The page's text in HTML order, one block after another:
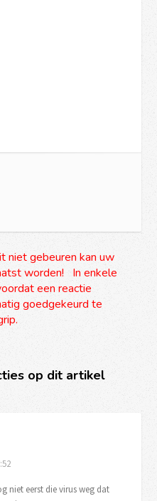
niet gebeuren kan uw
worden! In enkele
een reactie
goedgekeurd te
op dit artikel
niet eerst die virus weg dat